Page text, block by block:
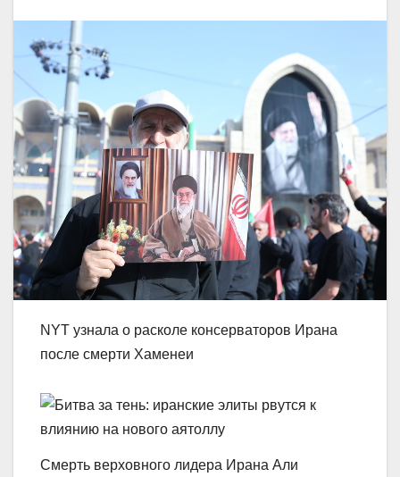
NYT узнала о расколе консерваторов Ирана
после смерти Хаменеи
Смерть верховного лидера Ирана Али